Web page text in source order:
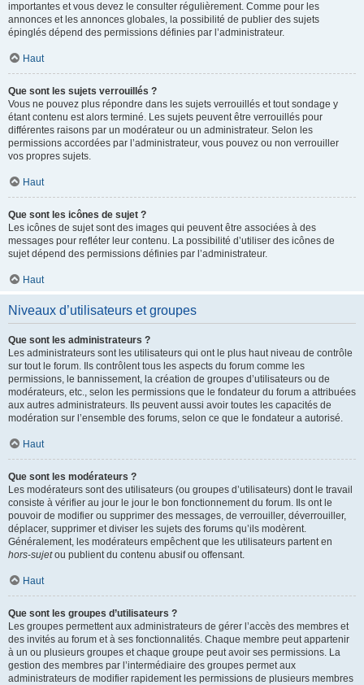
importantes et vous devez le consulter régulièrement. Comme pour les
annonces et les annonces globales, la possibilité de publier des sujets
épinglés dépend des permissions définies par l’administrateur.
Haut
Que sont les sujets verrouillés ?
Vous ne pouvez plus répondre dans les sujets verrouillés et tout sondage y
étant contenu est alors terminé. Les sujets peuvent être verrouillés pour
différentes raisons par un modérateur ou un administrateur. Selon les
permissions accordées par l’administrateur, vous pouvez ou non verrouiller
vos propres sujets.
Haut
Que sont les icônes de sujet ?
Les icônes de sujet sont des images qui peuvent être associées à des
messages pour refléter leur contenu. La possibilité d’utiliser des icônes de
sujet dépend des permissions définies par l’administrateur.
Haut
Niveaux d’utilisateurs et groupes
Que sont les administrateurs ?
Les administrateurs sont les utilisateurs qui ont le plus haut niveau de contrôle
sur tout le forum. Ils contrôlent tous les aspects du forum comme les
permissions, le bannissement, la création de groupes d’utilisateurs ou de
modérateurs, etc., selon les permissions que le fondateur du forum a attribuées
aux autres administrateurs. Ils peuvent aussi avoir toutes les capacités de
modération sur l’ensemble des forums, selon ce que le fondateur a autorisé.
Haut
Que sont les modérateurs ?
Les modérateurs sont des utilisateurs (ou groupes d’utilisateurs) dont le travail
consiste à vérifier au jour le jour le bon fonctionnement du forum. Ils ont le
pouvoir de modifier ou supprimer des messages, de verrouiller, déverrouiller,
déplacer, supprimer et diviser les sujets des forums qu’ils modèrent.
Généralement, les modérateurs empêchent que les utilisateurs partent en
hors-sujetou publient du contenu abusif ou offensant.
Haut
Que sont les groupes d’utilisateurs ?
Les groupes permettent aux administrateurs de gérer l’accès des membres et
des invités au forum et à ses fonctionnalités. Chaque membre peut appartenir
à un ou plusieurs groupes et chaque groupe peut avoir ses permissions. La
gestion des membres par l’intermédiaire des groupes permet aux
administrateurs de modifier rapidement les permissions de plusieurs membres